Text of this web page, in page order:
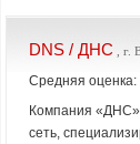
DNS / ДНС , г.
Средняя оценка:
Компания
сеть,